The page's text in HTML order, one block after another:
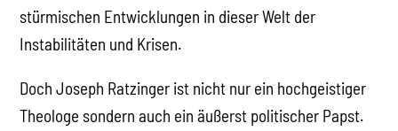
stürmischen Entwicklungen in dieser Welt der
Instabilitäten und Krisen.
Doch Joseph Ratzinger ist nicht nur ein hochgeistiger
Theologe sondern auch ein äußerst politischer Papst.